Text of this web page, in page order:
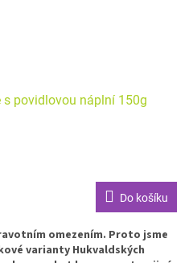
s povidlovou náplní 150g
Do košíku
omezením. Proto jsme
varianty Hukvaldských